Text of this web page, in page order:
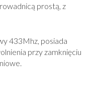
prostą, z
433Mhz, posiada
przy zamknięciu